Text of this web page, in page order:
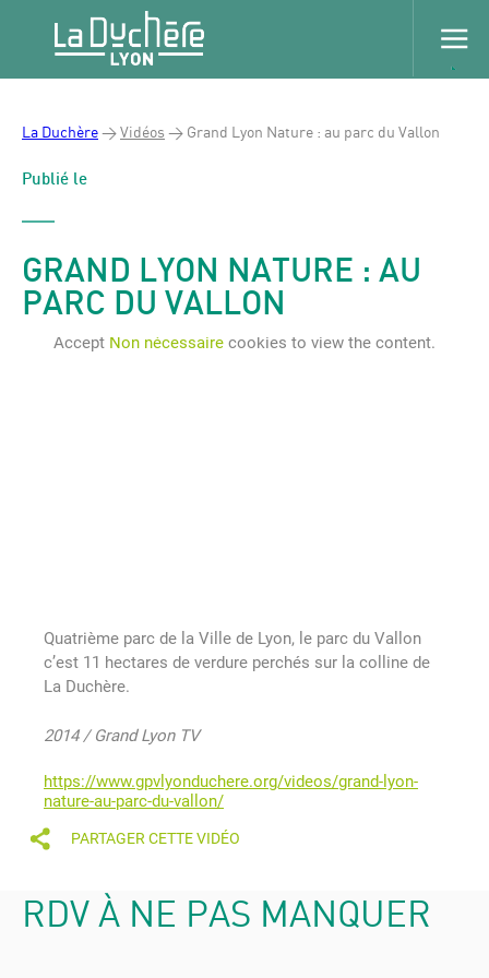
La Duchère>Vidéos > Grand Lyon Nature : au parc du Vallon
Publié le
GRAND LYON NATURE : AU
PARC DU VALLON
Accept Non nécessaire cookies to view the content.
Quatrième parc de la Ville de Lyon, le parc du Vallon
c’est 11 hectares de verdure perchés sur la colline de
La Duchère.
2014 / Grand Lyon TV
https://www.gpvlyonduchere.org/videos/grand-lyon-
nature-au-parc-du-vallon/
PARTAGER CETTE VIDÉO
RDV À NE PAS MANQUER